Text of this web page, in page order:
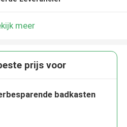
meer
prijs voor
badkasten